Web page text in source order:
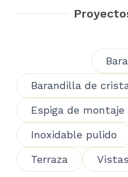
Barandilla de
Espiga de
Inoxidable pulido
Terraza